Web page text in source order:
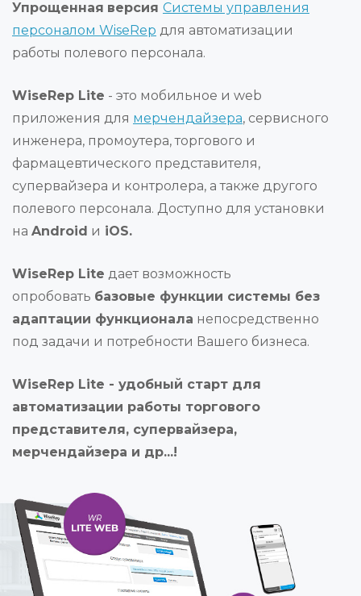
Упрощенная версия Системы управления
персоналом WiseRep для автоматизации
работы полевого персонала.
WiseRep Lite - это мобильное и web
приложения для мерчендайзера, сервисного
инженера, промоутера, торгового и
фармацевтического представителя,
супервайзера и контролера, а также другого
полевого персонала. Доступно для установки
на Android и iOS.
WiseRep Lite дает возможность
опробовать базовые функции системы без
адаптации функционала непосредственно
под задачи и потребности Вашего бизнеса.
WiseRep Lite - удобный старт для
автоматизации работы торгового
представителя, супервайзера,
мерчендайзера и др...!